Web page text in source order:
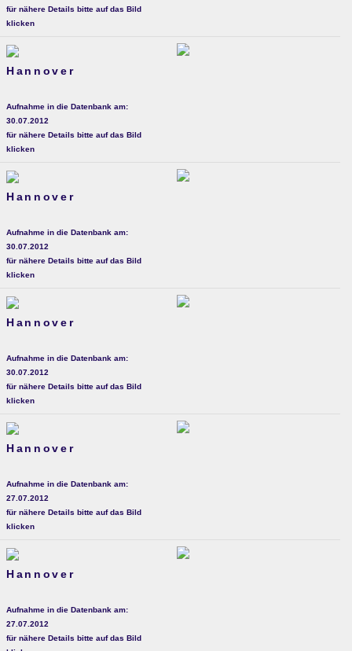
für nähere Details bitte auf das Bild
klicken
Hannover
Aufnahme in die Datenbank am:
30.07.2012
für nähere Details bitte auf das Bild
klicken
Hannover
Aufnahme in die Datenbank am:
30.07.2012
für nähere Details bitte auf das Bild
klicken
Hannover
Aufnahme in die Datenbank am:
30.07.2012
für nähere Details bitte auf das Bild
klicken
Hannover
Aufnahme in die Datenbank am:
27.07.2012
für nähere Details bitte auf das Bild
klicken
Hannover
Aufnahme in die Datenbank am:
27.07.2012
für nähere Details bitte auf das Bild